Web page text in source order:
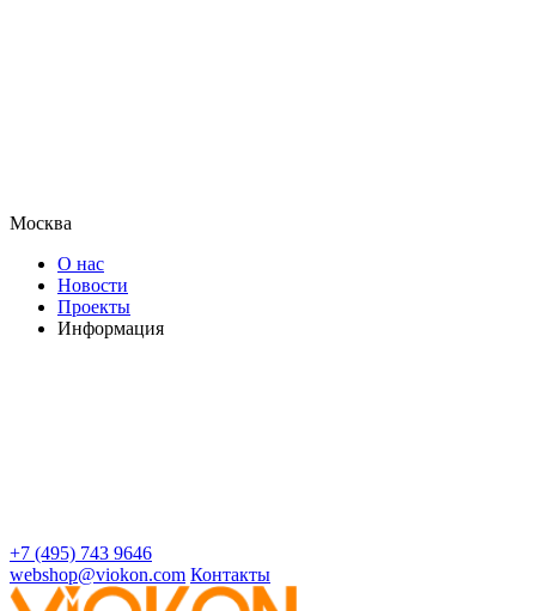
Москва
О нас
Новости
Проекты
Информация
+7 (495) 743 9646
webshop@viokon.com Контакты